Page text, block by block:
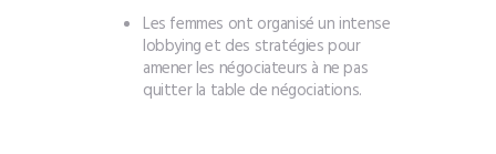
Les femmes ont organisé un intense
lobbying et des stratégies pour
amener les négociateurs à ne pas
quitter la table de négociations.